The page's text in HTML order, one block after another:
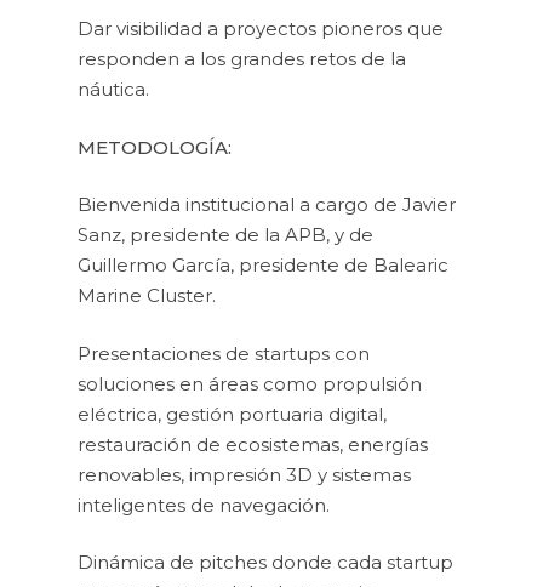
Dar visibilidad a proyectos pioneros que
responden a los grandes retos de la
náutica.
METODOLOGÍA:
Bienvenida institucional a cargo de Javier
Sanz, presidente de la APB, y de
Guillermo García, presidente de Balearic
Marine Cluster.
Presentaciones de startups con
soluciones en áreas como propulsión
eléctrica, gestión portuaria digital,
restauración de ecosistemas, energías
renovables, impresión 3D y sistemas
inteligentes de navegación.
Dinámica de pitches donde cada startup